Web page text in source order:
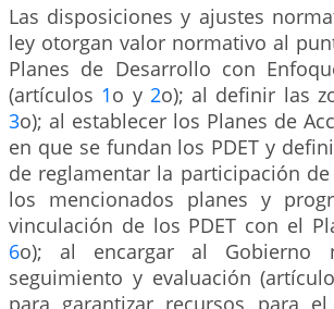
Las disposiciones y ajustes
ley otorgan valor normativo al
Planes de Desarrollo con
(artículos 1o y 2o); al definir las
3o); al establecer los Planes de
en que se fundan los PDET y
de reglamentar la participación
los mencionados planes y
vinculación de los PDET con el
6o); al encargar al Gobierno
seguimiento y evaluación (artículo
para garantizar recursos para